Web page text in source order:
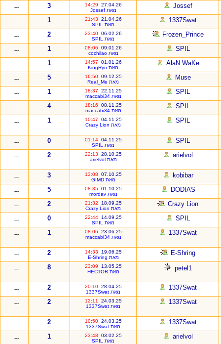
Jossef
27.04.26
14:29
מאת Jossef
3
---
1337Swat
21.04.26
21:43
מאת SPIL
1
---
Frozen_Prince
06.02.26
23:40
מאת SPIL
2
---
SPIL
09.01.26
08:06
מאת cochilao
1
---
AlaN WaKe
01.01.26
14:57
מאת KingRyu
1
---
Muse
09.12.25
16:50
מאת Real_Me
5
---
SPIL
22.11.25
18:37
מאת maccabi34
1
---
SPIL
08.11.25
18:16
מאת maccabi34
4
---
SPIL
04.11.25
10:47
מאת Crazy Lion
1
---
SPIL
04.11.25
01:14
מאת SPIL
0
---
arielvol
28.10.25
22:13
מאת arielvol
2
---
kobibar
07.10.25
13:08
מאת GIMD
3
---
DODIAS
01.10.25
08:35
מאת mordav
5
---
Crazy Lion
18.09.25
21:32
מאת Crazy Lion
2
---
SPIL
14.09.25
22:44
מאת SPIL
0
---
1337Swat
23.06.25
08:06
מאת maccabi34
1
---
E-Shring
19.06.25
14:33
מאת E-Shring
2
---
petel1
13.05.25
23:09
מאת HECTOR
8
---
1337Swat
28.04.25
20:10
מאת 1337Swat
2
---
1337Swat
24.03.25
12:11
מאת 1337Swat
2
---
1337Swat
24.03.25
10:50
מאת 1337Swat
2
---
arielvol
03.02.25
23:48
מאת SPIL
1
---